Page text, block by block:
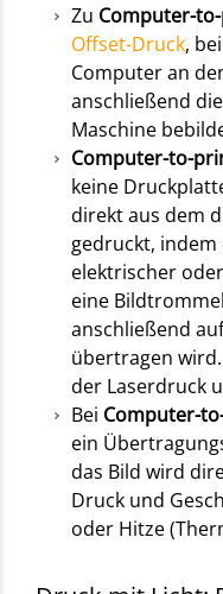
Zu Computer-
Offset-Druck,
Computer an
anschließend
Maschine
Computer-to-
keine
direkt aus dem
gedruckt,
elektrischer
eine
anschließend
übertragen
der Laserdruck
Bei Computer-
ein
das Bild wird
Druck und
oder Hitze